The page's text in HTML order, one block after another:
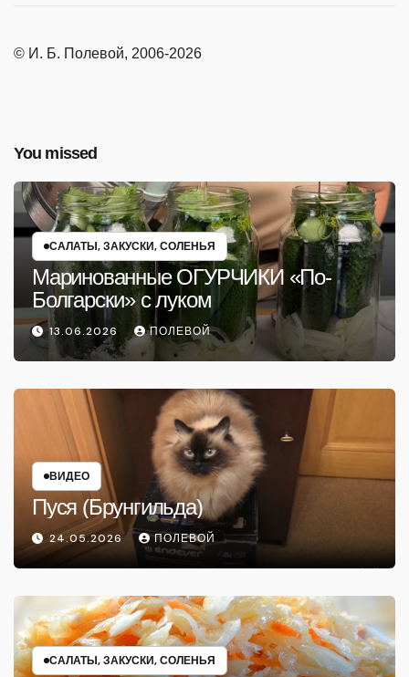
© И. Б. Полевой, 2006-2026
You missed
САЛАТЫ, ЗАКУСКИ, СОЛЕНЬЯ
Маринованные ОГУРЧИКИ «По-
Болгарски» с луком
13.06.2026 ПОЛЕВОЙ
ВИДЕО
Пуся (Брунгильда)
24.05.2026 ПОЛЕВОЙ
САЛАТЫ, ЗАКУСКИ, СОЛЕНЬЯ